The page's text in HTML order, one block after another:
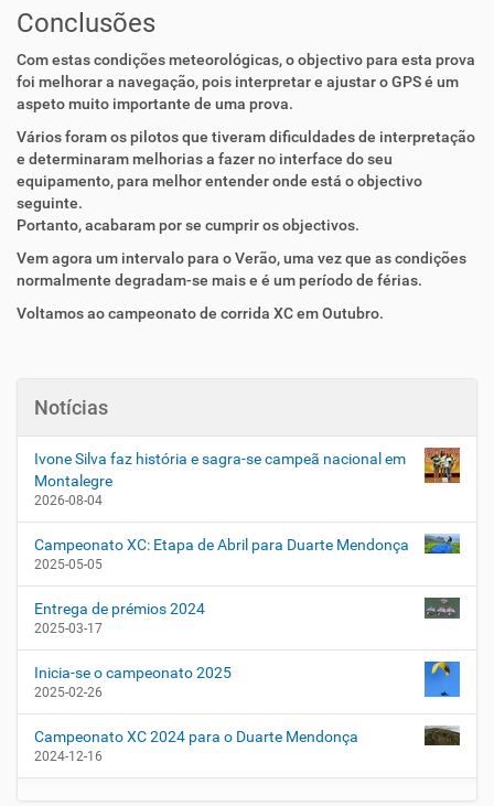
Conclusões
Com estas condições meteorológicas, o objectivo para esta prova
foi melhorar a navegação, pois interpretar e ajustar o GPS é um
aspeto muito importante de uma prova.
Vários foram os pilotos que tiveram dificuldades de interpretação
e determinaram melhorias a fazer no interface do seu
equipamento, para melhor entender onde está o objectivo
seguinte.
Portanto, acabaram por se cumprir os objectivos.
Vem agora um intervalo para o Verão, uma vez que as condições
normalmente degradam-se mais e é um período de férias.
Voltamos ao campeonato de corrida XC em Outubro.
Notícias
Ivone Silva faz história e sagra-se campeã nacional em
Montalegre
2026-08-04
Campeonato XC: Etapa de Abril para Duarte Mendonça
2025-05-05
Entrega de prémios 2024
2025-03-17
Inicia-se o campeonato 2025
2025-02-26
Campeonato XC 2024 para o Duarte Mendonça
2024-12-16